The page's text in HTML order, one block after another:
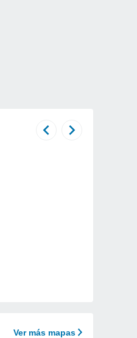
Ver más mapas